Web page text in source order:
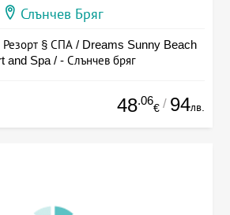
Слънчев Бряг
§ СПА / Dreams Sunny Beach
and Spa / - Слънчев бряг
48.06
€ / 94лв.